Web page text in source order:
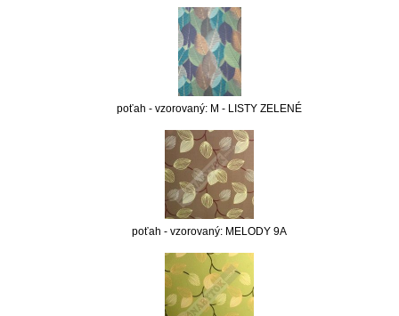
poťah - vzorovaný: M - LISTY ZELENÉ
poťah - vzorovaný: MELODY 9A